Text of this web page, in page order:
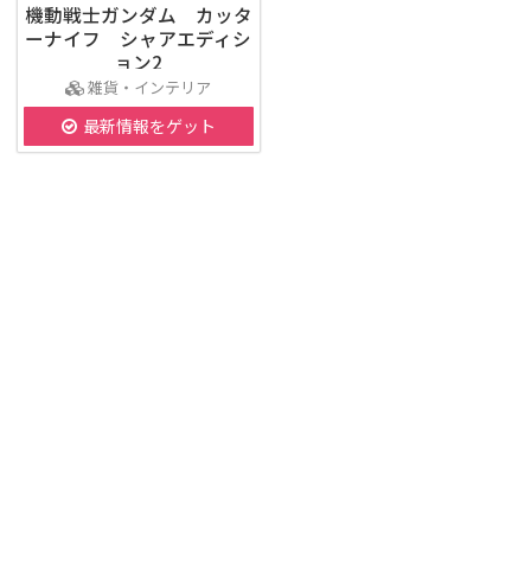
機動戦士ガンダム カッタ
ーナイフ シャアエディシ
ョン2
雑貨・インテリア
最新情報をゲット